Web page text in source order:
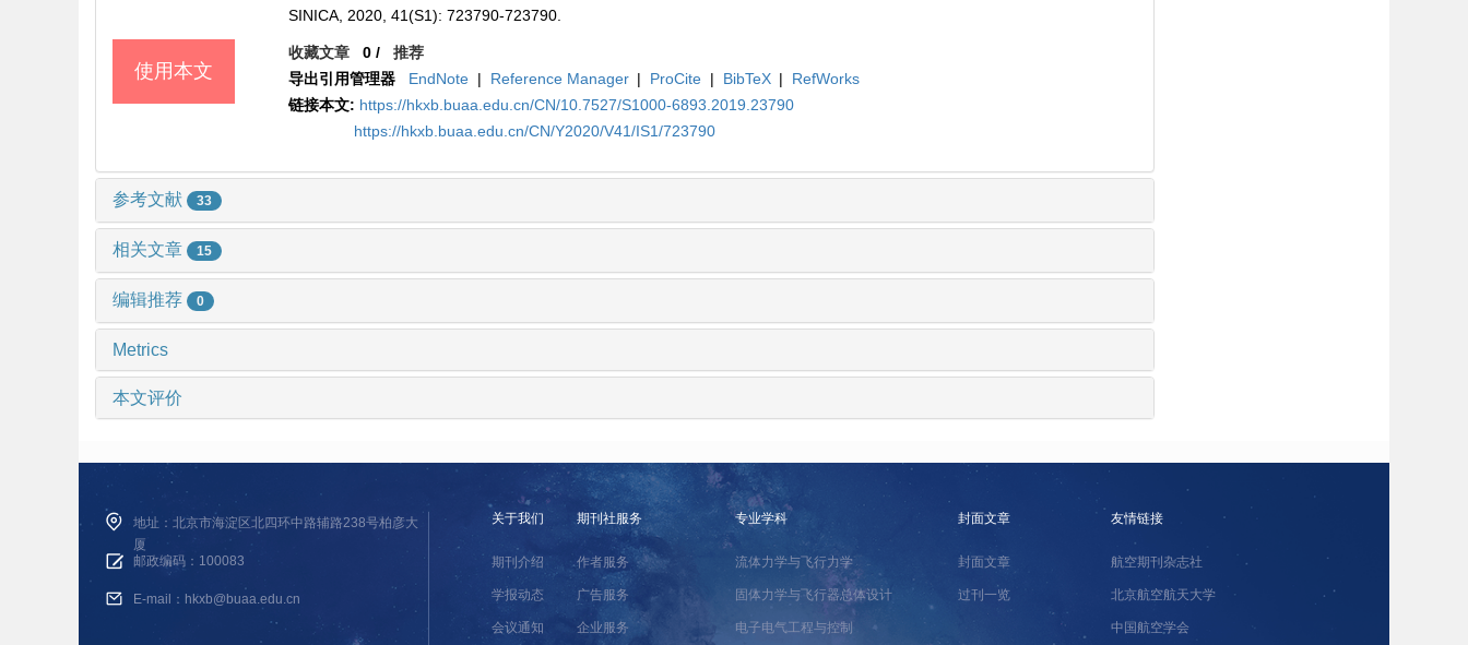
SINICA, 2020, 41(S1): 723790-723790.
使用本文
收藏文章 0 /推荐
导出引用管理器
EndNote | Reference Manager | ProCite | BibTeX |
RefWorks
链接本文: https://hkxb.buaa.edu.cn/CN/10.7527/S1000-6893.2019.23790
https://hkxb.buaa.edu.cn/CN/Y2020/V41/IS1/723790
参考文献 33
相关文章 15
编辑推荐 0
Metrics
本文评价
地址：北京市海淀区北四环中路辅路238号柏彦大
厦
邮政编码：100083
E-mail：hkxb@buaa.edu.cn
关于我们
期刊介绍
学报动态
会议通知
期刊社服务
作者服务
广告服务
企业服务
专业学科
流体力学与飞行力学
固体力学与飞行器总体设计
电子电气工程与控制
封面文章
封面文章
过刊一览
友情链接
航空期刊杂志社
北京航空航天大学
中国航空学会